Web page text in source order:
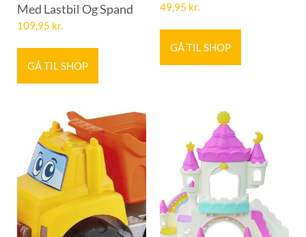
Med Lastbil Og Spand
109,95 kr.
GÅ TIL SHOP
49,95 kr.
GÅ TIL SHOP